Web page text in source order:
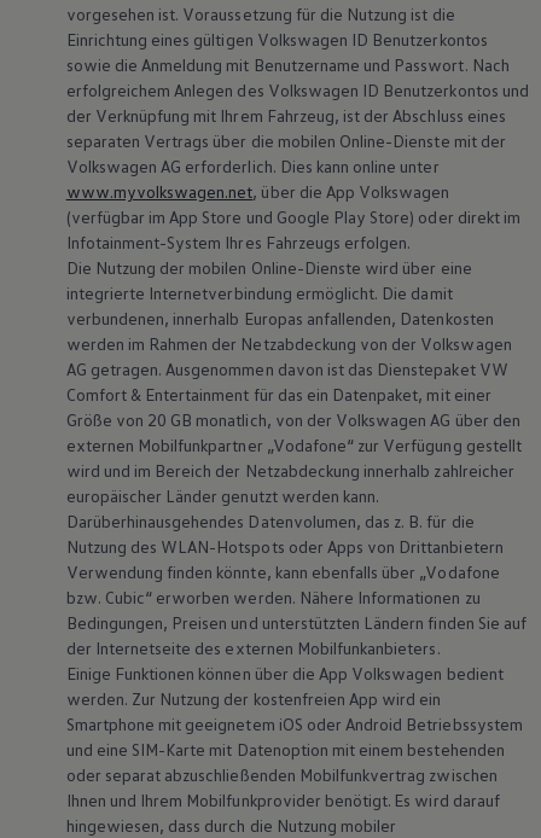
vorgesehen ist. Voraussetzung für die Nutzung ist die
Einrichtung eines gültigen Volkswagen ID Benutzerkontos
sowie die Anmeldung mit Benutzername und Passwort. Nach
erfolgreichem Anlegen des Volkswagen ID Benutzerkontos und
der Verknüpfung mit Ihrem Fahrzeug, ist der Abschluss eines
separaten Vertrags über die mobilen Online-Dienste mit der
Volkswagen AG erforderlich. Dies kann online unter
www.myvolkswagen.net, über die App Volkswagen
(verfügbar im App Store und Google Play Store) oder direkt im
Infotainment-System Ihres Fahrzeugs erfolgen.
Die Nutzung der mobilen Online-Dienste wird über eine
integrierte Internetverbindung ermöglicht. Die damit
verbundenen, innerhalb Europas anfallenden, Datenkosten
werden im Rahmen der Netzabdeckung von der Volkswagen
AG getragen. Ausgenommen davon ist das Dienstepaket VW
Comfort & Entertainment für das ein Datenpaket, mit einer
Größe von 20 GB monatlich, von der Volkswagen AG über den
externen Mobilfunkpartner „Vodafone“ zur Verfügung gestellt
wird und im Bereich der Netzabdeckung innerhalb zahlreicher
europäischer Länder genutzt werden kann.
Darüberhinausgehendes Datenvolumen, das z. B. für die
Nutzung des WLAN-Hotspots oder Apps von Drittanbietern
Verwendung finden könnte, kann ebenfalls über „Vodafone
bzw. Cubic“ erworben werden. Nähere Informationen zu
Bedingungen, Preisen und unterstützten Ländern finden Sie auf
der Internetseite des externen Mobilfunkanbieters.
Einige Funktionen können über die App Volkswagen bedient
werden. Zur Nutzung der kostenfreien App wird ein
Smartphone mit geeignetem iOS oder Android Betriebssystem
und eine SIM-Karte mit Datenoption mit einem bestehenden
oder separat abzuschließenden Mobilfunkvertrag zwischen
Ihnen und Ihrem Mobilfunkprovider benötigt. Es wird darauf
hingewiesen, dass durch die Nutzung mobiler